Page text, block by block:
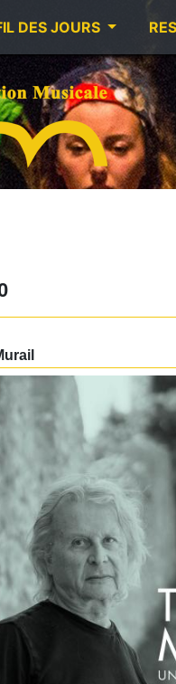
DES JOURS